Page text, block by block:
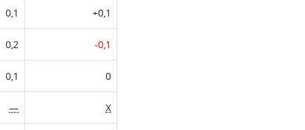
0,1 +0,1
0,2 -0,1
0,1 0
— X